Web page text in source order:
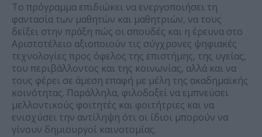
Το πρόγραμμα επιδιώκει να ενεργοποιήσει τη
φαντασία των μαθητών και μαθητριών, να τους
δείξει στην πράξη πώς οι σπουδές και η έρευνα στο
Αριστοτέλειο αξιοποιούν τις σύγχρονες ψηφιακές
τεχνολογίες προς όφελος της επιστήμης, της υγείας,
του περιβάλλοντος και της κοινωνίας, αλλά και να
τους φέρει σε άμεση επαφή με μέλη της ακαδημαϊκής
κοινότητας. Παράλληλα, φιλοδοξεί να εμπνεύσει
μελλοντικούς φοιτητές και φοιτήτριες και να
ενισχύσει την αντίληψη ότι οι ίδιοι μπορούν να
γίνουν δημιουργοί καινοτομίας.